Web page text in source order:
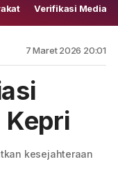
Verifikasi Media
7 Maret 2026 20:01
Kepri
kesejahteraan